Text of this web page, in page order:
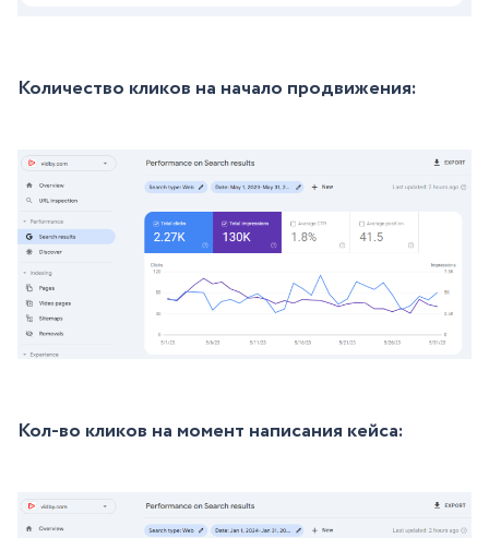
Количество кликов на начало продвижения:
Кол-во кликов на момент написания кейса: